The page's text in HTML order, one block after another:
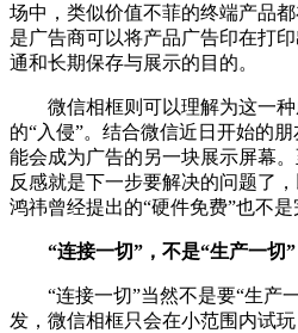
场中，类似价值不菲的终端产品
是广告商可以将产品广告印在打
通和长期保存与展示的目的。
微信相框则可以理解为这一种
的“入侵”。结合微信近日开始的
能会成为广告的另一块展示屏幕
反感就是下一步要解决的问题了
鸿祎曾经提出的“硬件免费”也不是
“连接一切”，不是“生产一切”
“连接一切”当然不是要“生产一
发，微信相框只会在小范围内试